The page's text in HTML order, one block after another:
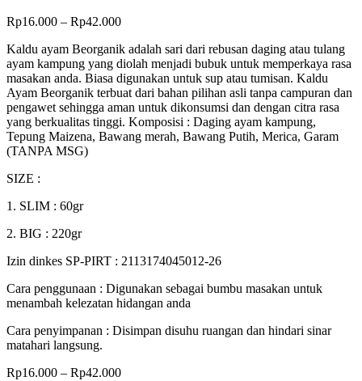
Rp16.000 – Rp42.000
Kaldu ayam Beorganik adalah sari dari rebusan daging atau tulang
ayam kampung yang diolah menjadi bubuk untuk memperkaya rasa
masakan anda. Biasa digunakan untuk sup atau tumisan. Kaldu
Ayam Beorganik terbuat dari bahan pilihan asli tanpa campuran dan
pengawet sehingga aman untuk dikonsumsi dan dengan citra rasa
yang berkualitas tinggi. Komposisi : Daging ayam kampung,
Tepung Maizena, Bawang merah, Bawang Putih, Merica, Garam
(TANPA MSG)
SIZE :
1. SLIM : 60gr
2. BIG : 220gr
Izin dinkes SP-PIRT : 2113174045012-26
Cara penggunaan : Digunakan sebagai bumbu masakan untuk
menambah kelezatan hidangan anda
Cara penyimpanan : Disimpan disuhu ruangan dan hindari sinar
matahari langsung.
Rp16.000 – Rp42.000